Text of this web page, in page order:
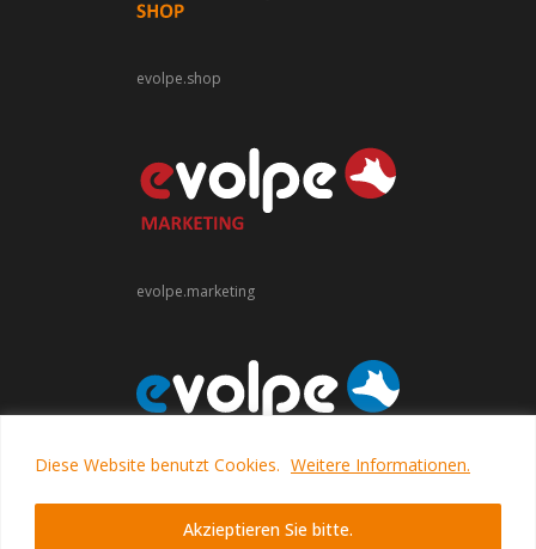
Diese Website benutzt Cookies. Weitere Informationen.
Akzieptieren Sie bitte.
evolpe.shop
evolpe.marketing
evolpe.software